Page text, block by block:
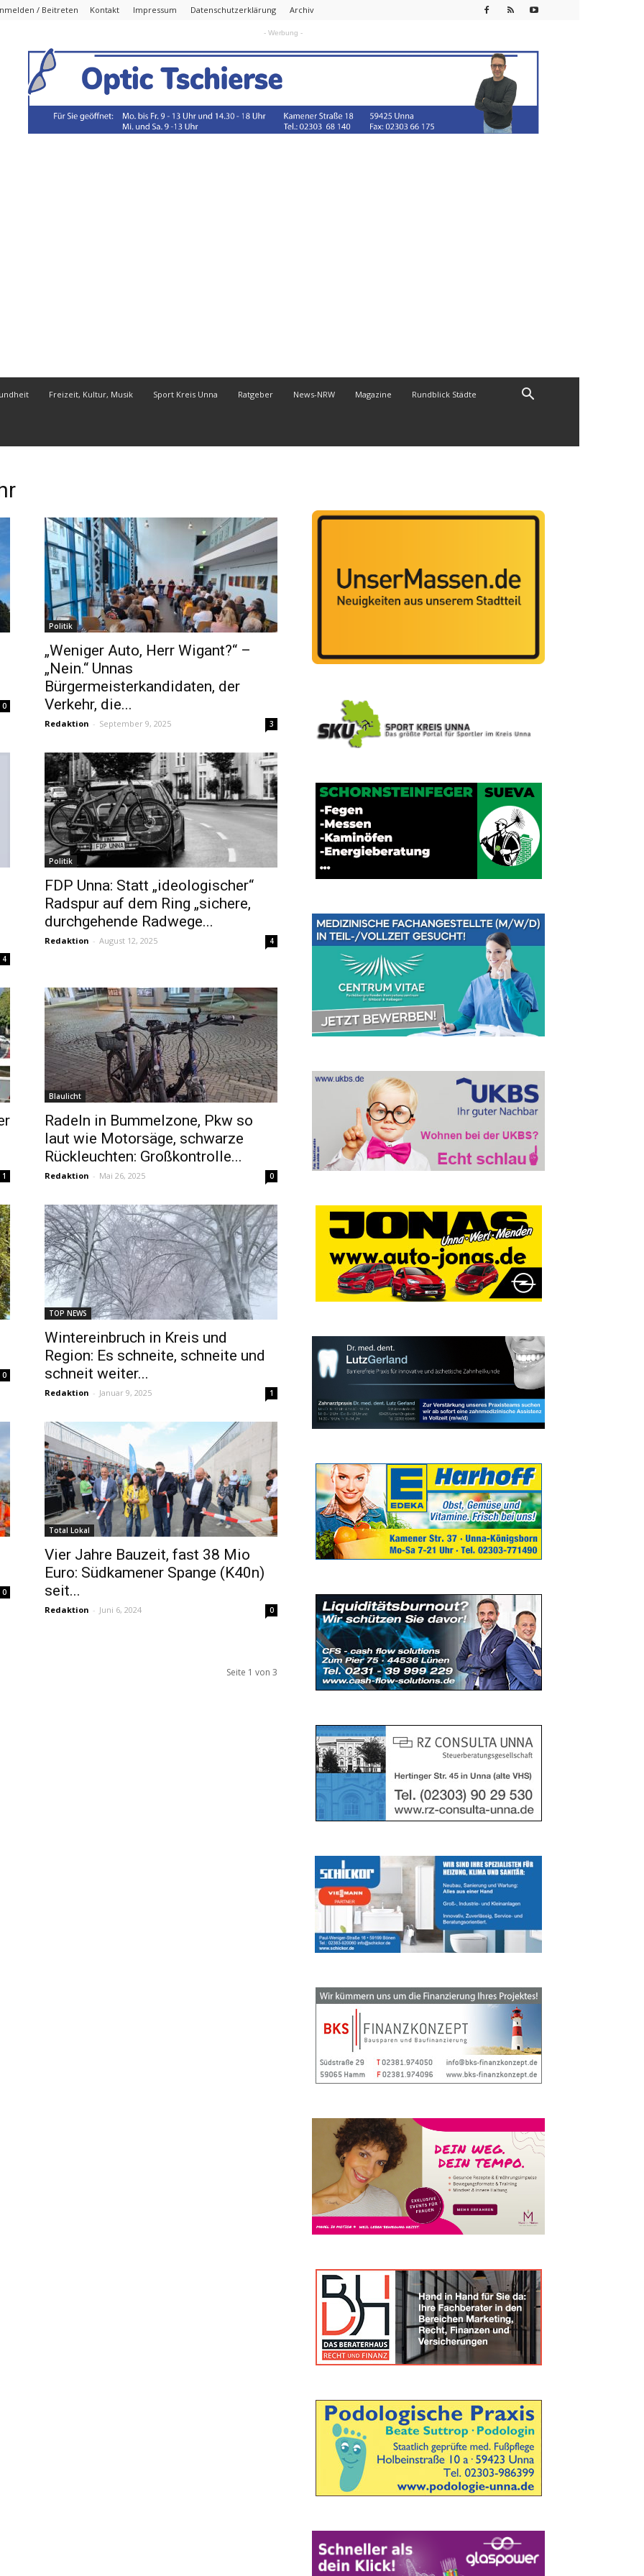
/ Beitreten Kontakt Impressum Datenschutzerklärung Archiv
- Werbung -
Freizeit, Kultur, Musik Sport Kreis Unna Ratgeber News-NRW Magazine Rundblick Städte
0
Politik
„Weniger Auto, Herr Wigant?“ –
„Nein.“ Unnas
Bürgermeisterkandidaten, der
Verkehr, die...
Redaktion - September 9, 2025 3
4
Politik
FDP Unna: Statt „ideologischer“
Radspur auf dem Ring „sichere,
durchgehende Radwege...
Redaktion - August 12, 2025 4
1
Blaulicht
Radeln in Bummelzone, Pkw so
laut wie Motorsäge, schwarze
Rückleuchten: Großkontrolle...
Redaktion - Mai 26, 2025 0
0
TOP NEWS
Wintereinbruch in Kreis und
Region: Es schneite, schneite und
schneit weiter...
Redaktion - Januar 9, 2025 1
0
Total Lokal
Vier Jahre Bauzeit, fast 38 Mio
Euro: Südkamener Spange (K40n)
seit...
Redaktion - Juni 6, 2024 0
Seite 1 von 3